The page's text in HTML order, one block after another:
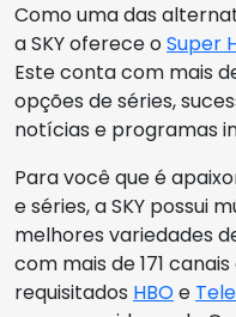
Como uma das
a SKY oferece oSuper
Este conta com mais
opções de séries,
notícias e programas
Para você que é
e séries, a SKY possui
melhores variedades
com mais de 171
requisitados HBOe